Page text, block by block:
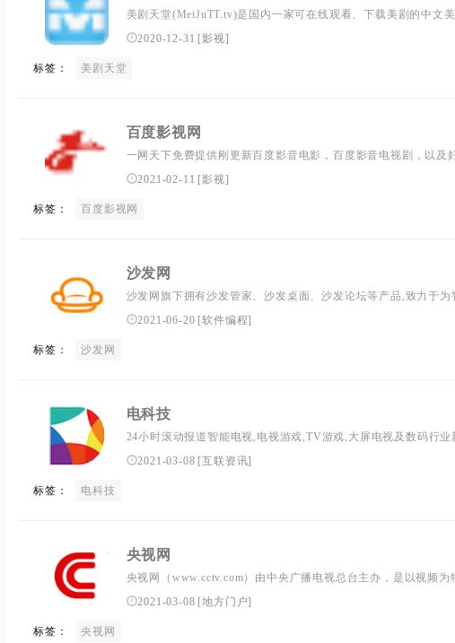
美剧天堂(MeiJuTT.tv)是国内一家可在线观看、下载美剧的中文
好看的美剧，美剧在线观看，美剧下载，各类精彩美剧保持每日
2020-12-31 [影视]
标签： 美剧天堂
百度影视网
一网天下免费提供刚更新百度影音电影，百度影音电视剧，以及
TVB电视剧、日剧、美剧、综艺、动漫在线观看和交流，在线观
度影音等播放高清播放模式，一网天下以最快的速度更新，保证
的电影电视剧
2021-02-11 [影视]
标签： 百度影视网
沙发网
沙发网旗下拥有沙发管家、沙发桌面、沙发论坛等产品,致力于为
志的TV应用,活跃的交流社区以及权威的智能电视产品评测。让
2021-06-20 [软件编程]
标签： 沙发网
电科技
24小时滚动报道智能电视,电视游戏,TV游戏,大屏电视及数码行业
最及时权威的产业及事件报道平台，手机、数码、笔记本及软件
2021-03-08 [互联资讯]
标签： 电科技
央视网
央视网（www.cctv.com）由中央广播电视总台主办，是以视频为
站，是央视的融合传播平台，是拥有全牌照业务资质的大型互联
新、一体发展”的理念，以新闻为龙头，以视频为重点，以用户为
2021-03-08 [地方门户]
标签： 央视网